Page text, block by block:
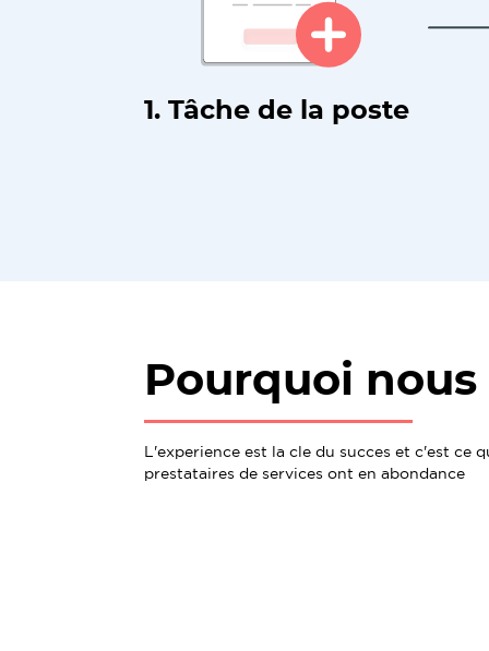
1. Tâche de la poste
Pourquoi
L'experience est la cle du succes et c'est ce
prestataires de services ont en abondance